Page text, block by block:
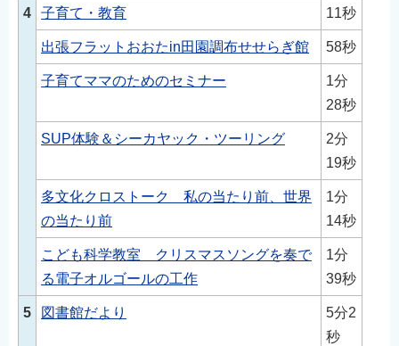
4 子育て・教育 11秒
出張フラットおおたin田園調布せせらぎ館 58秒
子育てママのためのセミナー
1分
28秒
SUP体験＆シーカヤック・ツーリング
2分
19秒
多文化クロストーク 私の当たり前、世界
の当たり前
1分
14秒
こども科学教室 クリスマスソングを奏で
る電子オルゴールの工作
1分
39秒
5 図書館だより
5分2
秒